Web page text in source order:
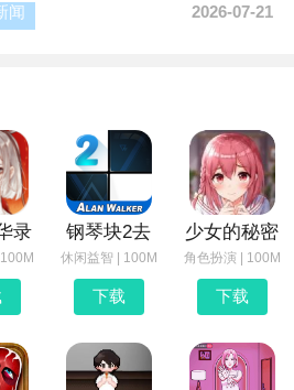
闻 2026-07-21
录 钢琴块2去
休闲益智 | 100M
下载
少女的秘密
角色扮演 | 100M
下载